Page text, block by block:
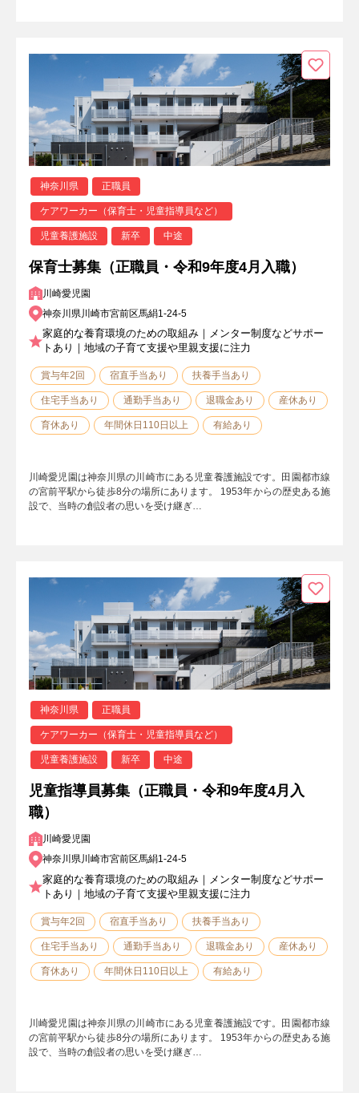
神奈川県 正職員
ケアワーカー（保育士・児童指導員など）
児童養護施設 新卒 中途
保育士募集（正職員・令和9年度4月入職）
川崎愛児園
神奈川県川崎市宮前区馬絹1-24-5
家庭的な養育環境のための取組み｜メンター制度などサポー
トあり｜地域の子育て支援や里親支援に注力
賞与年2回 宿直手当あり 扶養手当あり
住宅手当あり 通勤手当あり 退職金あり 産休あり
育休あり 年間休日110日以上 有給あり
川崎愛児園は神奈川県の川崎市にある児童養護施設です。田園都市線
の宮前平駅から徒歩8分の場所にあります。 1953年からの歴史ある施
設で、当時の創設者の思いを受け継ぎ…
神奈川県 正職員
ケアワーカー（保育士・児童指導員など）
児童養護施設 新卒 中途
児童指導員募集（正職員・令和9年度4月入
職）
川崎愛児園
神奈川県川崎市宮前区馬絹1-24-5
家庭的な養育環境のための取組み｜メンター制度などサポー
トあり｜地域の子育て支援や里親支援に注力
賞与年2回 宿直手当あり 扶養手当あり
住宅手当あり 通勤手当あり 退職金あり 産休あり
育休あり 年間休日110日以上 有給あり
川崎愛児園は神奈川県の川崎市にある児童養護施設です。田園都市線
の宮前平駅から徒歩8分の場所にあります。 1953年からの歴史ある施
設で、当時の創設者の思いを受け継ぎ…